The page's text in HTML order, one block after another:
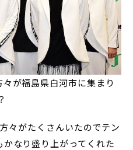
が福島県白河市に集まり
々がたくさんいたのでテン
なり盛り上がってくれた